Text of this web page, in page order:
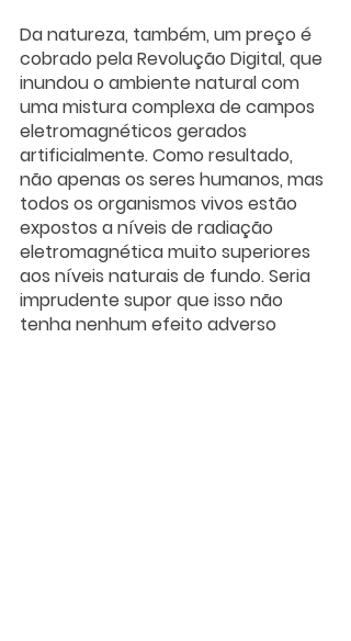
Da natureza, também, um preço é
cobrado pela Revolução Digital, que
inundou o ambiente natural com
uma mistura complexa de campos
eletromagnéticos gerados
artificialmente. Como resultado,
não apenas os seres humanos, mas
todos os organismos vivos estão
expostos a níveis de radiação
eletromagnética muito superiores
aos níveis naturais de fundo. Seria
imprudente supor que isso não
tenha nenhum efeito adverso